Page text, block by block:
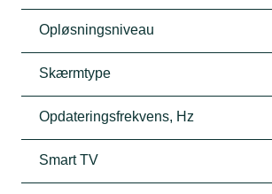
Opløsningsniveau
Skærmtype
Opdateringsfrekvens, Hz
Smart TV